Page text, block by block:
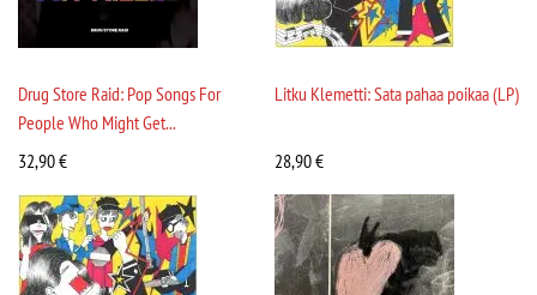
Drug Store Raid: Pop Songs For
People Who Might Get...
32,90€
Litku Klemetti: Sata pahaa poikaa (LP)
28,90€